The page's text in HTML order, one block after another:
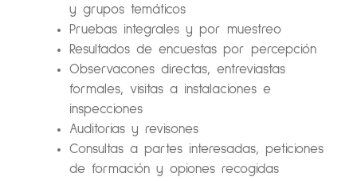
y grupos temáticos
Pruebas integrales y por muestreo
Resultados de encuestas por percepción
Observacones directas, entreviastas
formales, visitas a instalaciones e
inspecciones
Auditorias y revisones
Consultas a partes interesadas, peticiones
de formación y opiones recogidas